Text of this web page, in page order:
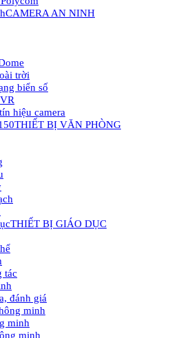
CAMERA AN NINH
trời
biển số
hiệu camera
THIẾT BỊ VĂN PHÒNG
THIẾT BỊ GIÁO DỤC
tác
đánh giá
minh
minh
minh